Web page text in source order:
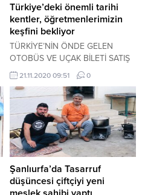
Türkiye’deki önemli tarihi
kentler, öğretmenlerimizin
keşfini bekliyor
TÜRKİYE’NİN ÖNDE GELEN
OTOBÜS VE UÇAK BİLETİ SATIŞ
PLATFORMU OBİLET.COM, 24
KASIM ÖĞRETMENLER
GÜNÜ’NDE PANDEMİ
DÖNEMİNDE FEDAKARCA
ÇALIŞAN ÖĞRETMENLER İÇİN
TARİHİ DOKUSUYLA DİKKAT
ÇEKEN YERLERİ DERLEDİ.
21.11.2020 09:51 0
Şanlıurfa’da Tasarruf
düşüncesi çiftçiyi yeni